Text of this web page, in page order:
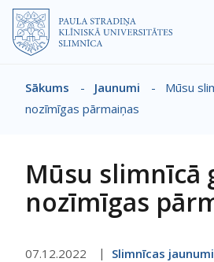
Pārlekt uz galveno saturu
Atpakaļceļš
Sākums - Jaunumi -
Mūsu
nozīmīgas pārmaiņas
Mūsu slimnīcā
nozīmīgas
07.12.2022 Slimnīcas jaunumi